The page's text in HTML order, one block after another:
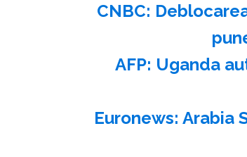
CNBC:
AFP: Uganda
Euronews: Arabia